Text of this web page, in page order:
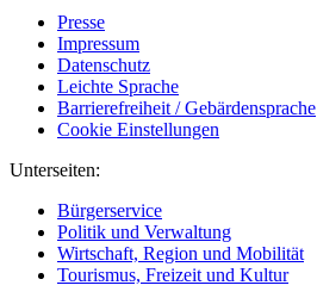
Presse
Impressum
Datenschutz
Leichte Sprache
Barrierefreiheit / Gebärdensprache
Cookie Einstellungen
Unterseiten:
Bürgerservice
Politik und Verwaltung
Wirtschaft, Region und Mobilität
Tourismus, Freizeit und Kultur